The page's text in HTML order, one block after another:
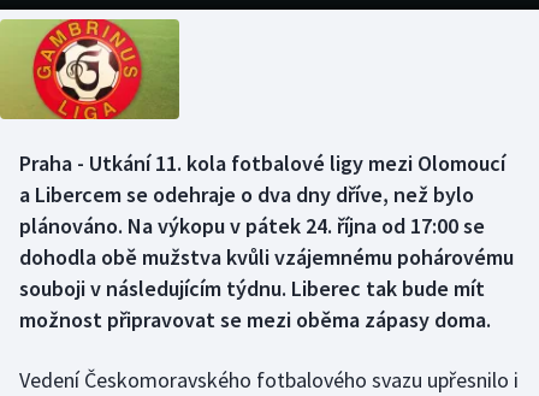
Biatlon
Boby a skeleton
Curling
Dostihy
Florbal
Futsal
Aplikace ČT sport
AZ kvíz
Praha - Utkání 11. kola fotbalové ligy mezi Olomoucí
a Libercem se odehraje o dva dny dříve, než bylo
plánováno. Na výkopu v pátek 24. října od 17:00 se
dohodla obě mužstva kvůli vzájemnému pohárovému
souboji v následujícím týdnu. Liberec tak bude mít
možnost připravovat se mezi oběma zápasy doma.
Vedení Českomoravského fotbalového svazu upřesnilo i